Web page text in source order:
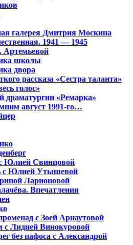
галерея Дмитрия Москина
1941 — 1945
Артемьевой
школы
двора
рассказа «Сестра таланта»
голос»
драматургии «Ремарка»
август 1991-го…
Юлией Свинцовой
с Юлией Утышевой
Ларионовой
Впечатления
с Зоей Арнаутовой
с Лидией Винокуровой
без пафоса с Александрой